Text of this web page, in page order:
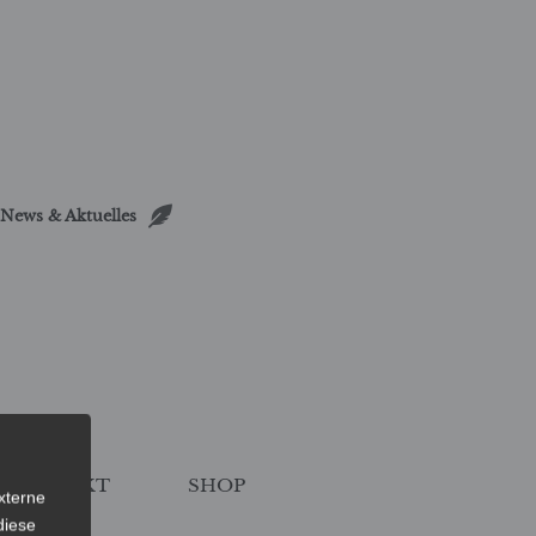
News & Aktuelles
KONTAKT SHOP